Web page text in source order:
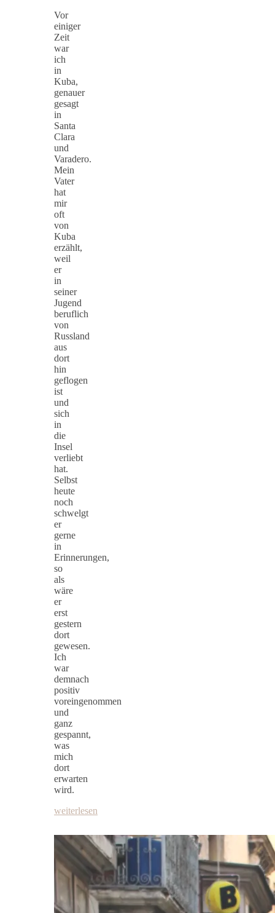
Vor
einiger
Zeit
war
ich
in
Kuba,
genauer
gesagt
in
Santa
Clara
und
Varadero.
Mein
Vater
hat
mir
oft
von
Kuba
erzählt,
weil
er
in
seiner
Jugend
beruflich
von
Russland
aus
dort
hin
geflogen
ist
und
sich
in
die
Insel
verliebt
hat.
Selbst
heute
noch
schwelgt
er
gerne
in
Erinnerungen,
so
als
wäre
er
erst
gestern
dort
gewesen.
Ich
war
demnach
positiv
voreingenommen
und
ganz
gespannt,
was
mich
dort
erwarten
wird.
weiterlesen